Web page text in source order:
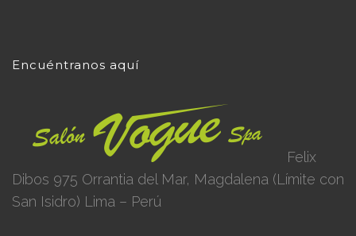
Encuéntranos aquí
Felix
Dibos 975 Orrantia del Mar, Magdalena (Límite con
San Isidro) Lima – Perú